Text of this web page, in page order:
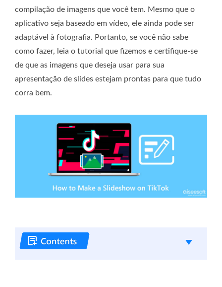
compilação de imagens que você tem. Mesmo que o
aplicativo seja baseado em vídeo, ele ainda pode ser
adaptável à fotografia. Portanto, se você não sabe
como fazer, leia o tutorial que fizemos e certifique-se
de que as imagens que deseja usar para sua
apresentação de slides estejam prontas para que tudo
corra bem.